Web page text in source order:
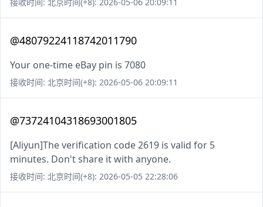
接收时间: 北京时间(+8): 2026-05-06 20:09:11
@48079224118742011790
Your one-time eBay pin is 7080
接收时间: 北京时间(+8): 2026-05-06 20:09:11
@73724104318693001805
[Aliyun]The verification code 2619 is valid for 5
minutes. Don't share it with anyone.
接收时间: 北京时间(+8): 2026-05-05 22:28:06